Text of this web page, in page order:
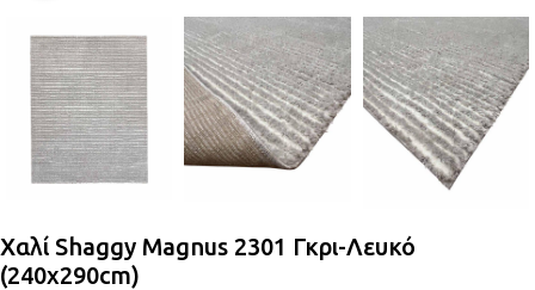
Χαλί Shaggy Magnus 2301 Γκρι-Λευκό
(240χ290cm)